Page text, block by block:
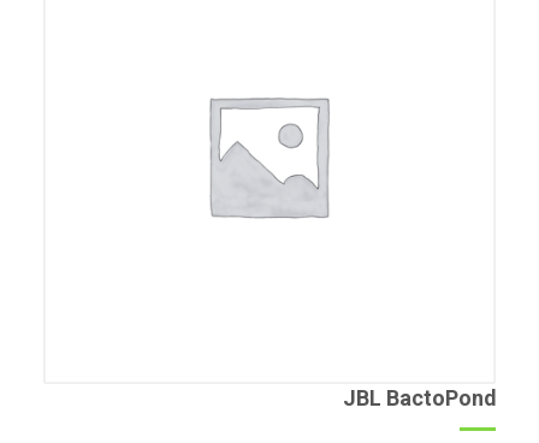
JBL BactoPond